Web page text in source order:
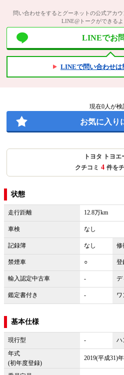
問い合わせをするとグーネットの公式アカ
LINE@トークができるよ
LINEでお
LINEで問い合わせは
現在0人が検
お気に入り
トヨタ トヨエ
クチコミ 4 件を
状態
走行距離 12.8万km
車検 なし
記録簿 なし 修
禁煙車 ○ 登
輸入認定中古車 - デ
鑑定書付き - ワ
基本仕様
現行型 - ハ
年式
(初年度登録)
2019(平成31)年